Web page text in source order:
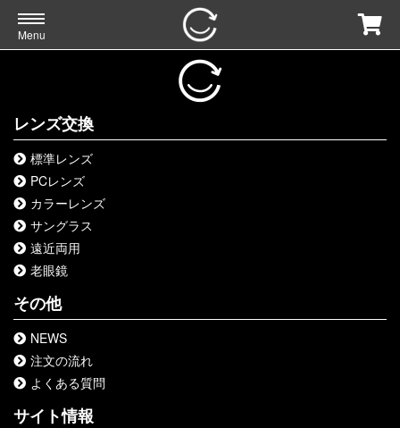
Menu
レンズ交換
標準レンズ
PCレンズ
カラーレンズ
サングラス
遠近両用
老眼鏡
その他
NEWS
注文の流れ
よくある質問
サイト情報